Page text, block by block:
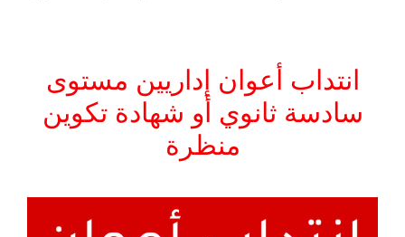
انتداب أعوان إداريين مستوى
سادسة ثانوي أو شهادة تكوين
منظرة